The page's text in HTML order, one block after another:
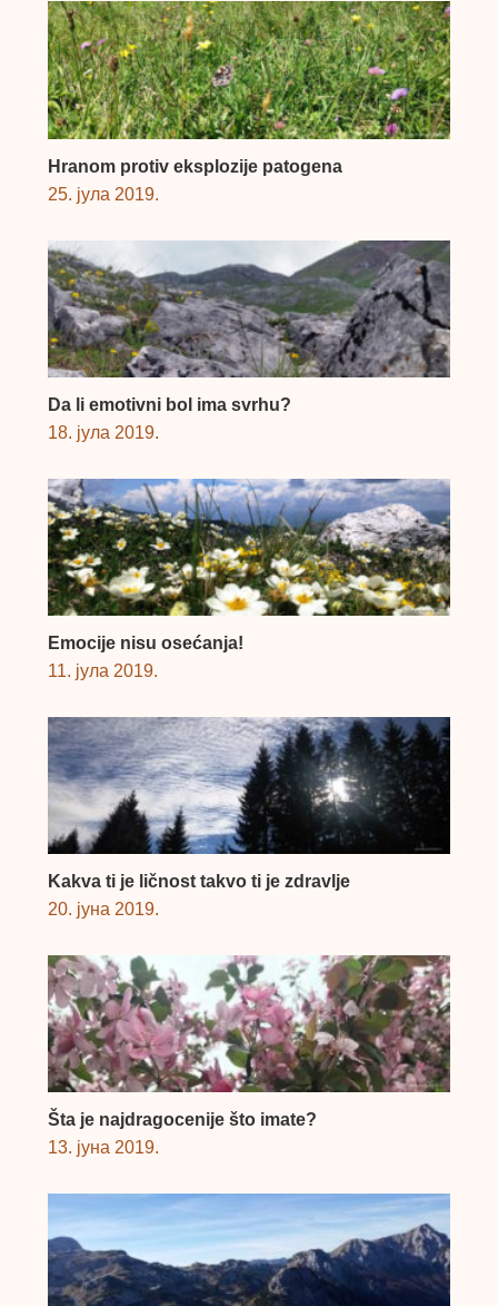
Hranom protiv eksplozije patogena
25. јула 2019.
Da li emotivni bol ima svrhu?
18. јула 2019.
Emocije nisu osećanja!
11. јула 2019.
Kakva ti je ličnost takvo ti je zdravlje
20. јуна 2019.
Šta je najdragocenije što imate?
13. јуна 2019.